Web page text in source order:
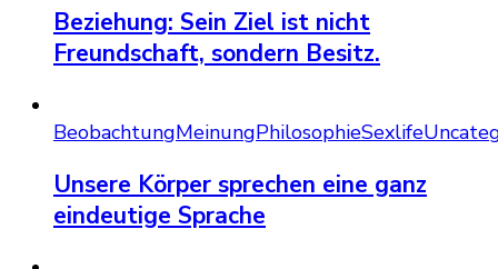
Beziehung: Sein Ziel ist nicht
Freundschaft, sondern Besitz.
BeobachtungMeinungPhilosophieSexlife
Unsere Körper sprechen eine ganz
eindeutige Sprache